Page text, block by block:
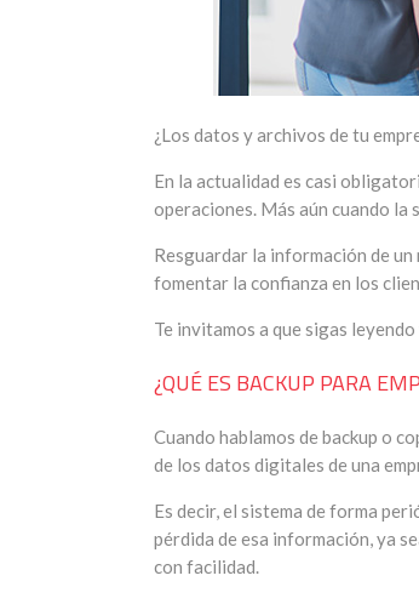
¿Los datos y archivos de tu
En la actualidad es casi
operaciones. Más aún cuando la
Resguardar la información de
fomentar la confianza en los
Te invitamos a que sigas
¿QUÉ ES BACKUP PARA
Cuando hablamos de backup o
de los datos digitales de una
Es decir, el sistema de forma
pérdida de esa información, ya
con facilidad.